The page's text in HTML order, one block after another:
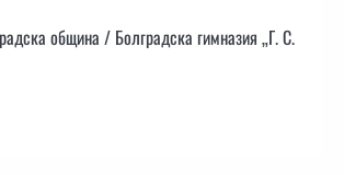
община / Болградска гимназия „Г. С.